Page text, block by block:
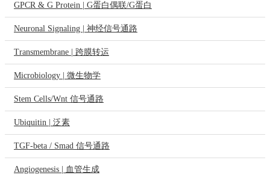
GPCR & G Protein | G蛋白偶联/G蛋白
Neuronal Signaling | 神经信号通路
Transmembrane | 跨膜转运
Microbiology | 微生物学
Stem Cells/Wnt 信号通路
Ubiquitin | 泛素
TGF-beta / Smad 信号通路
Angiogenesis | 血管生成